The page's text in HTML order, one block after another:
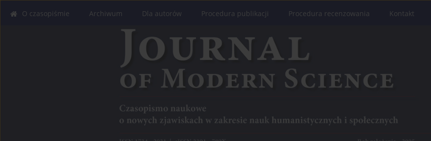
O czasopiśmie Archiwum Dla autorów Procedura publikacji Procedura recenzowania Kontakt